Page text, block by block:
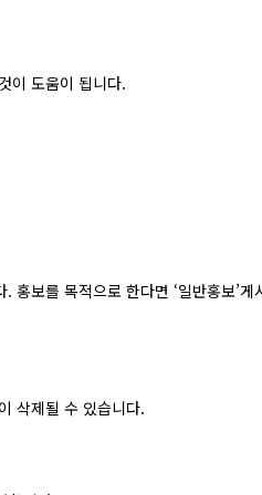
이 도움이 됩니다.
보를 목적으로 한다면 ‘일반홍보’게
삭제될 수 있습니다.